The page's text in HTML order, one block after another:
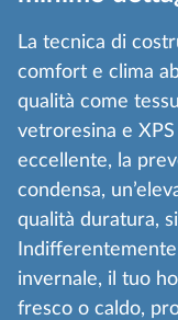
La tecnica di
comfort e clima
qualità come
vetroresina e
eccellente, la
condensa,
qualità duratura,
invernale, il tuo
fresco o caldo,